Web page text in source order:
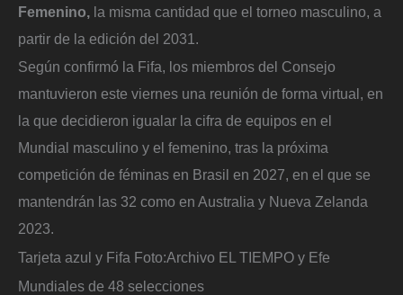
Femenino, la misma cantidad que el torneo masculino, a
partir de la edición del 2031.
Según confirmó la Fifa, los miembros del Consejo
mantuvieron este viernes una reunión de forma virtual, en
la que decidieron igualar la cifra de equipos en el
Mundial masculino y el femenino, tras la próxima
competición de féminas en Brasil en 2027, en el que se
mantendrán las 32 como en Australia y Nueva Zelanda
2023.
Tarjeta azul y Fifa Foto:Archivo EL TIEMPO y Efe
Mundiales de 48 selecciones